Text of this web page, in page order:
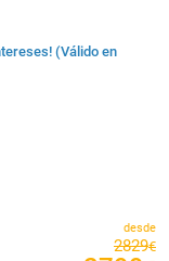
(Válido en
desde
2829€